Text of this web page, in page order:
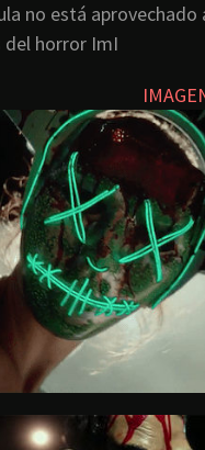
no está
del horror ImI